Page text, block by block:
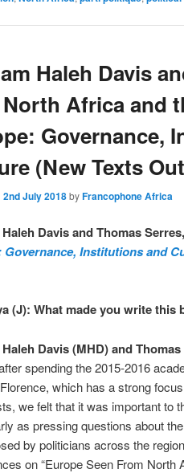
Haleh Davis
Africa and
Governance,
(New Texts
2nd July 2018byFrancophone Africa
Davis and Thomas
Governance, Institutions and
(J): What made you write this
Davis (MHD) and
spending the 2015-2016
which has a strong
we felt that it was important to
as pressing questions about
by politicians across the
on “Europe Seen From North